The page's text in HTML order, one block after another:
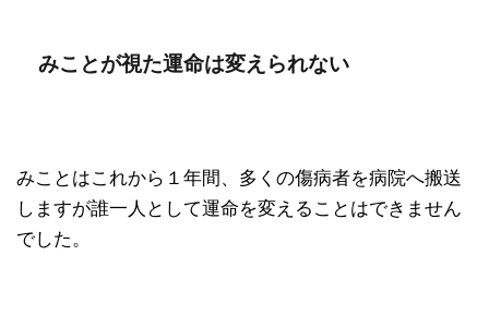
みことが視た運命は変えられない
みことはこれから１年間、多くの傷病者を病院へ搬送
しますが誰一人として運命を変えることはできません
でした。